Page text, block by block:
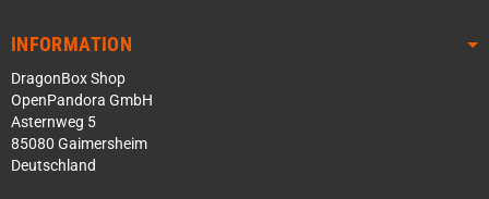
INFORMATION
DragonBox Shop
OpenPandora GmbH
Asternweg 5
85080 Gaimersheim
Deutschland